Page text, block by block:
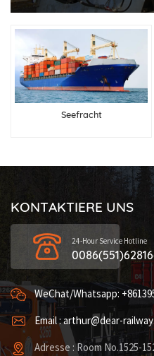
Seefracht
KONTAKTIERE UNS
24-Hour Service Hotline
WeChat/Whatsapp:
Email : arthur@dear-
Adresse : Room No.1525-